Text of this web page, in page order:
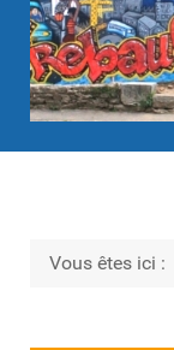
Vous êtes ici :